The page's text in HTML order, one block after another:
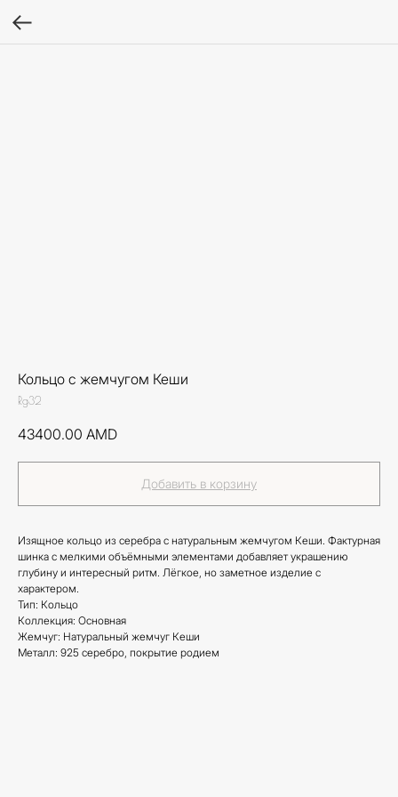
Кольцо с жемчугом Кеши
Rg32
43400.00 AMD
Добавить в корзину
Изящное кольцо из серебра с натуральным жемчугом Кеши. Фактурная
шинка с мелкими объёмными элементами добавляет украшению
глубину и интересный ритм. Лёгкое, но заметное изделие с
характером.
Тип: Кольцо
Коллекция: Основная
Жемчуг: Натуральный жемчуг Кеши
Металл: 925 серебро, покрытие родием